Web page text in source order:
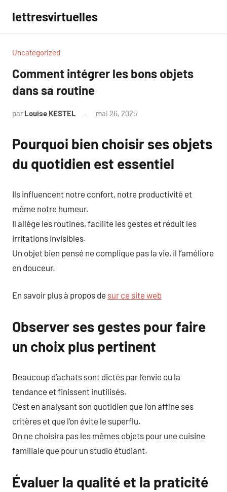
contenu
lettresvirtuelles
Uncategorized
Comment intégrer les bons objets
dans sa routine
par Louise KESTEL mai 26, 2025
Pourquoi bien choisir ses objets
du quotidien est essentiel
Ils influencent notre confort, notre productivité et
même notre humeur.
Il allège les routines, facilite les gestes et réduit les
irritations invisibles.
Un objet bien pensé ne complique pas la vie, il l’améliore
en douceur.
En savoir plus à propos de sur ce site web
Observer ses gestes pour faire
un choix plus pertinent
Beaucoup d’achats sont dictés par l’envie ou la
tendance et finissent inutilisés.
C’est en analysant son quotidien que l’on affine ses
critères et que l’on évite le superflu.
On ne choisira pas les mêmes objets pour une cuisine
familiale que pour un studio étudiant.
Évaluer la qualité et la praticité